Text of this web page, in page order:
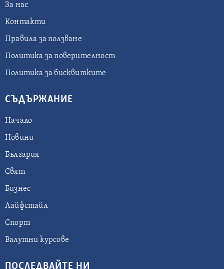
За нас
Контакти
Правила за ползване
Политика за поверителност
Политика за бисквитките
СЪДЪРЖАНИЕ
Начало
Новини
България
Свят
Бизнес
Лайфстайл
Спорт
Валутни курсове
ПОСЛЕДВАЙТЕ НИ